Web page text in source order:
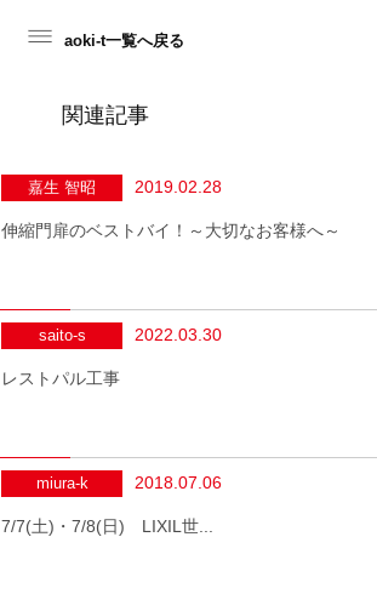
aoki-t一覧へ戻る
関連記事
嘉生 智昭 2019.02.28
伸縮門扉のベストバイ！～大切なお客様へ～
saito-s 2022.03.30
レストパル工事
miura-k 2018.07.06
7/7(土)・7/8(日) LIXIL世...